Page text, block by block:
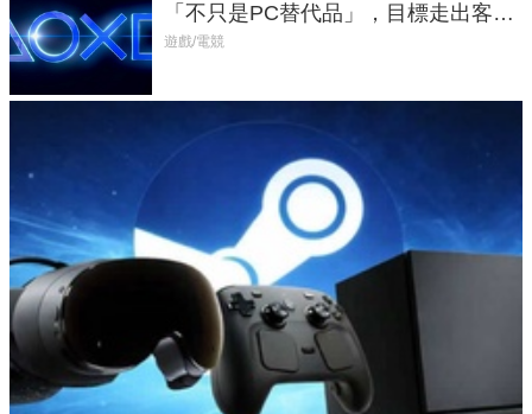
「不只是PC替代品」，目標走出客
廳、進軍電競桌面
遊戲/電競